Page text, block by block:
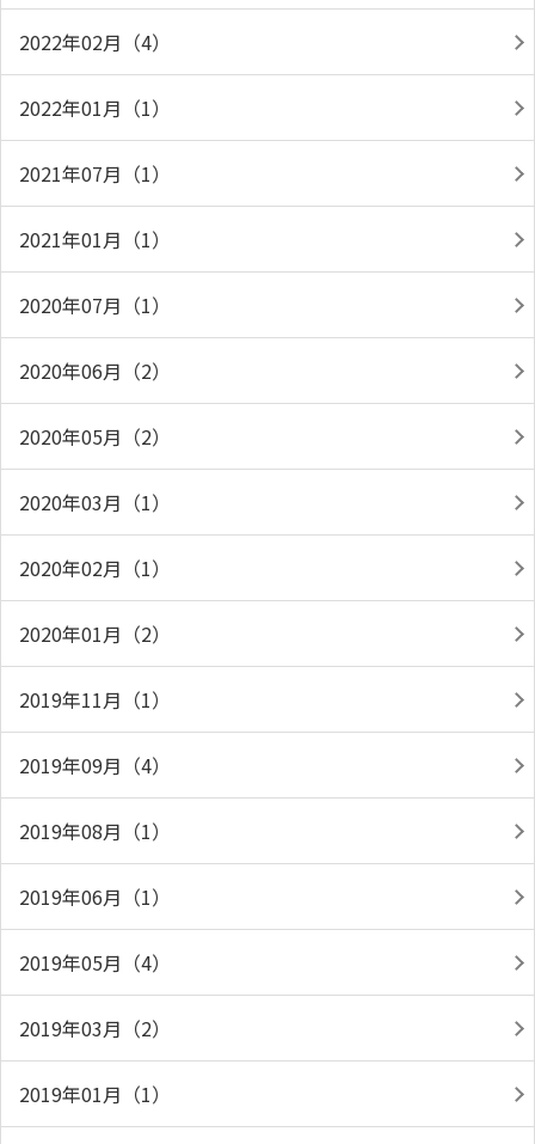
2022年02月（4）
2022年01月（1）
2021年07月（1）
2021年01月（1）
2020年07月（1）
2020年06月（2）
2020年05月（2）
2020年03月（1）
2020年02月（1）
2020年01月（2）
2019年11月（1）
2019年09月（4）
2019年08月（1）
2019年06月（1）
2019年05月（4）
2019年03月（2）
2019年01月（1）